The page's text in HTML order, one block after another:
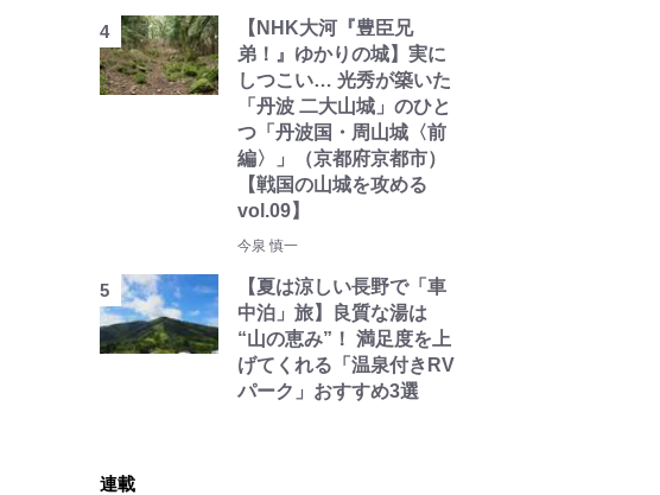
【NHK大河『豊臣兄
弟！』ゆかりの城】実に
しつこい… 光秀が築いた
「丹波 二大山城」のひと
つ「丹波国・周山城〈前
編〉」（京都府京都市）
【戦国の山城を攻める
vol.09】
今泉 慎一
【夏は涼しい長野で「車
中泊」旅】良質な湯は
“山の恵み”！ 満足度を上
げてくれる「温泉付きRV
パーク」おすすめ3選
連載